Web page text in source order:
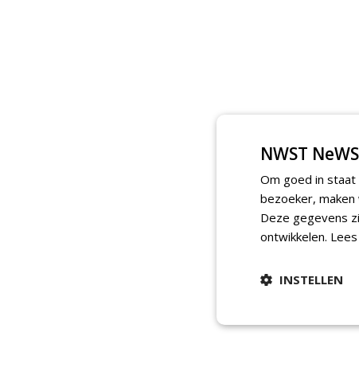
NWST
Om goed in
bezoeker, maken
Deze gegevens
ontwikkelen.
INSTELLEN